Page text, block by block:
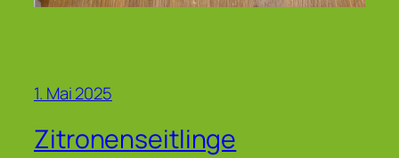
1. Mai 2025
Zitronenseitlinge